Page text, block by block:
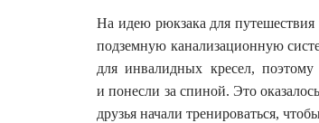
На идею рюкзака для
подземную канализационную
для инвалидных кресел,
и понесли за спиной. Это
друзья начали тренироваться,